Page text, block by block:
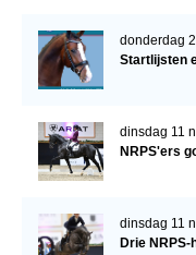
donderdag
Startlijsten
dinsdag 11
NRPS'ers
dinsdag 11
Drie